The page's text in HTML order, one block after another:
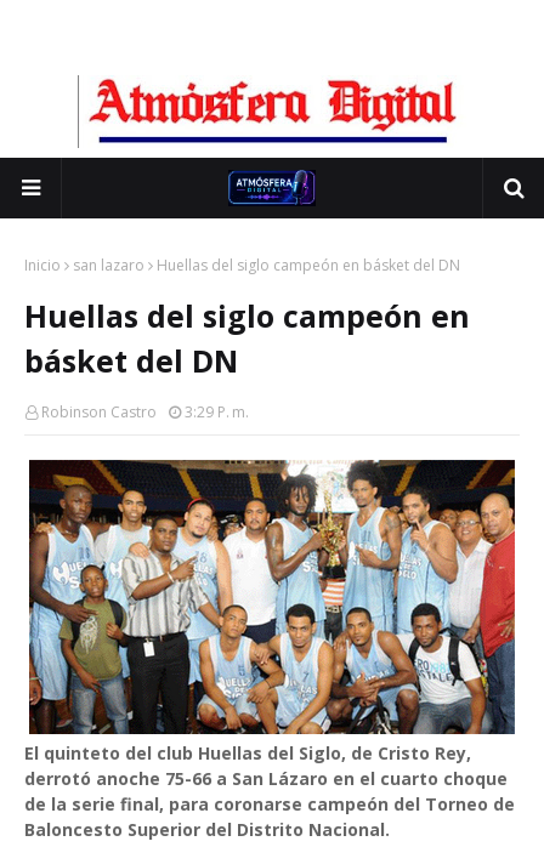
Inicio san lazaro Huellas del siglo campeón en básket del DN
Huellas del siglo campeón en
básket del DN
Robinson Castro 3:29 P. M.
El quinteto del club Huellas del Siglo, de Cristo Rey,
derrotó anoche 75-66 a San Lázaro en el cuarto choque
de la serie final, para coronarse campeón del Torneo de
Baloncesto Superior del Distrito Nacional.